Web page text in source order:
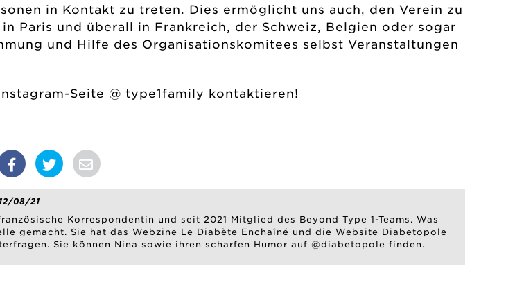
in Kontakt zu treten. Dies ermöglicht uns auch, den Verein zu
Paris und überall in Frankreich, der Schweiz, Belgien oder sogar
und Hilfe des Organisationskomitees selbst Veranstaltungen
Seite @ type1family kontaktieren!
08/21
Korrespondentin und seit 2021 Mitglied des Beyond Type 1-Teams. Was
gemacht. Sie hat das Webzine Le Diabète Enchaîné und die Website Diabetopole
Sie können Nina sowie ihren scharfen Humor auf @diabetopole finden.